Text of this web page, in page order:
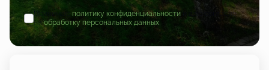
Принимаю политику конфиденциальностии даю согласие
наобработку персональных данных